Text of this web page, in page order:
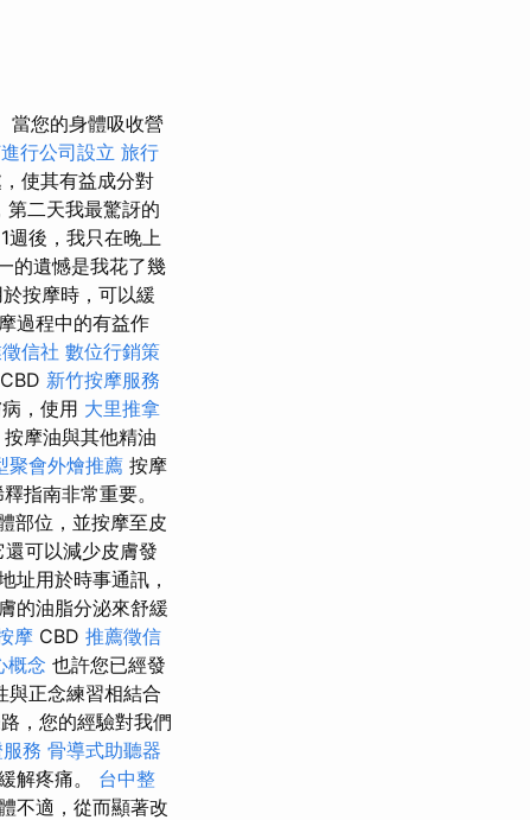
當您的身體吸收營
行公司設立 旅行
使其有益成分對
第二天我最驚訝的
1週後，我只在晚上
的遺憾是我花了幾
按摩時，可以緩
過程中的有益作
信社 數位行銷策
CBD 新竹按摩服務
，使用 大里推拿
按摩油與其他精油
聚會外燴推薦 按摩
指南非常重要。
部位，並按摩至皮
可以減少皮膚發
址用於時事通訊，
的油脂分泌來舒緩
摩 CBD 推薦徵信
概念 也許您已經發
與正念練習相結合
，您的經驗對我們
務 骨導式助聽器
解疼痛。 台中整
不適，從而顯著改